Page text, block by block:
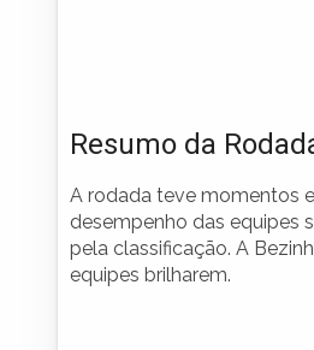
Resumo da
A rodada teve momentos
desempenho das equipes
pela classificação. A
equipes brilharem.